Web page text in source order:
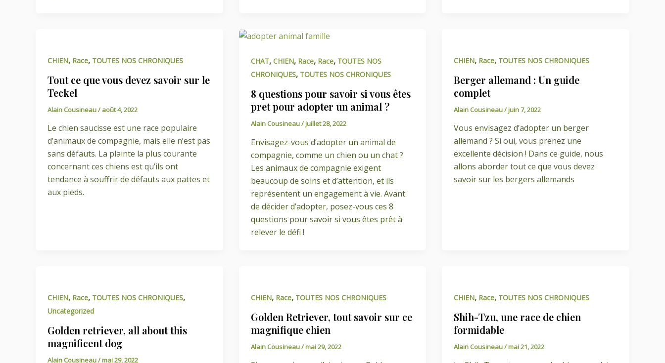
CHIEN, Race, TOUTES NOS CHRONIQUES
Tout ce que vous devez savoir sur le
Teckel
Alain Cousineau/ août 4, 2022
Le chien saucisse est une race populaire
d’animaux de compagnie, mais elle n’est pas
sans défauts. La plainte la plus courante
concernant ces chiens est qu’ils ont
tendance à souffrir de défauts aux pattes et
aux pieds.
CHAT, CHIEN, Race, Race, TOUTES NOS
CHRONIQUES, TOUTES NOS CHRONIQUES
8 questions pour savoir si vous êtes
pret pour adopter un animal ?
Alain Cousineau/juillet 28, 2022
Envisagez-vous d’adopter un animal de
compagnie, comme un chien ou un chat ?
Les animaux de compagnie exigent
beaucoup de soins et d’attention, et ils
représentent un engagement à vie. Avant
de décider d’adopter, posez-vous ces 8
questions pour savoir si vous êtes prêt à
relever le défi !
CHIEN, Race, TOUTES NOS CHRONIQUES
Berger allemand : Un guide
complet
Alain Cousineau/juin 7, 2022
Vous envisagez d’adopter un berger
allemand ? Si oui, vous prenez une
excellente décision ! Dans ce guide, nous
allons aborder tout ce que vous devez
savoir sur les bergers allemands
CHIEN, Race, TOUTES NOS CHRONIQUES,
Uncategorized
Golden retriever, all about this
magnificent dog
Alain Cousineau/mai 29, 2022
CHIEN, Race, TOUTES NOS CHRONIQUES
Golden Retriever, tout savoir sur ce
magnifique chien
Alain Cousineau/mai 29, 2022
CHIEN, Race, TOUTES NOS CHRONIQUES
Shih-Tzu, une race de chien
formidable
Alain Cousineau/mai 21, 2022